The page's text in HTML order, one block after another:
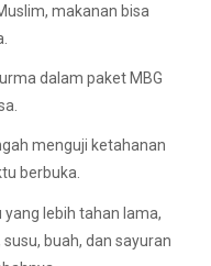
makanan bisa
dalam paket MBG
menguji ketahanan
berbuka.
lebih tahan lama,
buah, dan sayuran